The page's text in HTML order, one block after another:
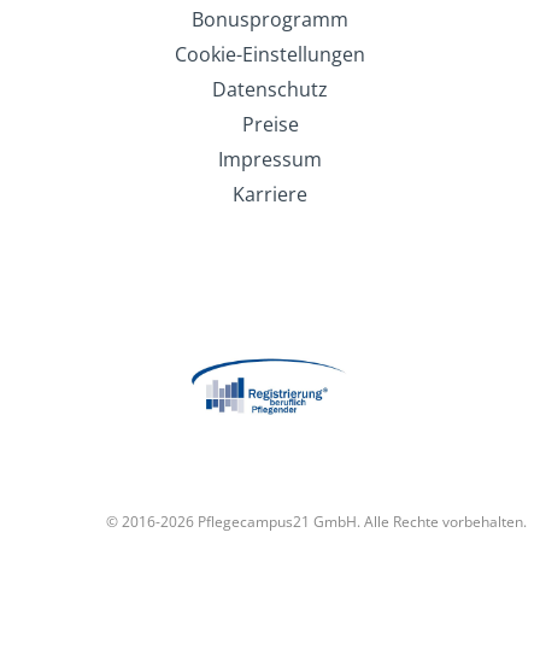
Bonusprogramm
Cookie-Einstellungen
Datenschutz
Preise
Impressum
Karriere
© 2016-2026 Pflegecampus21 GmbH. Alle Rechte vorbehalten.